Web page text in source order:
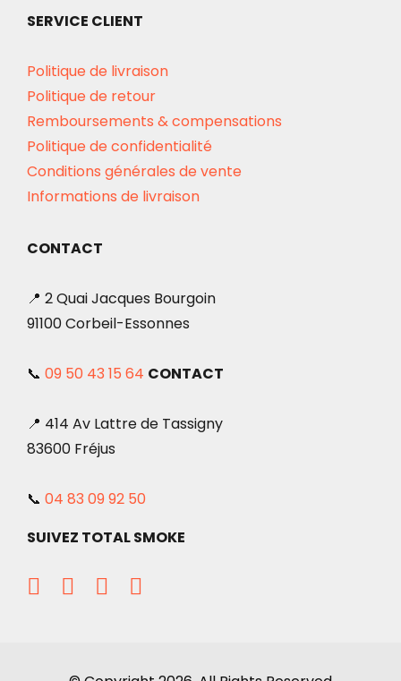
SERVICE CLIENT
Politique de livraison
Politique de retour
Remboursements & compensations
Politique de confidentialité
Conditions générales de vente
Informations de livraison
CONTACT
📍 2 Quai Jacques Bourgoin
91100 Corbeil-Essonnes
📞 09 50 43 15 64 CONTACT
📍 414 Av Lattre de Tassigny
83600 Fréjus
📞 04 83 09 92 50
SUIVEZ TOTAL SMOKE